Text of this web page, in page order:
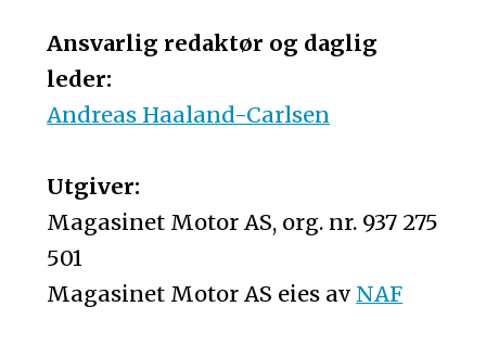
Ansvarlig redaktør og daglig
leder:
Andreas Haaland-Carlsen
Utgiver:
Magasinet Motor AS, org. nr. 937 275
501
Magasinet Motor AS eies av NAF